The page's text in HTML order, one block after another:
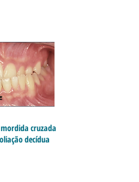
cruzada
decídua